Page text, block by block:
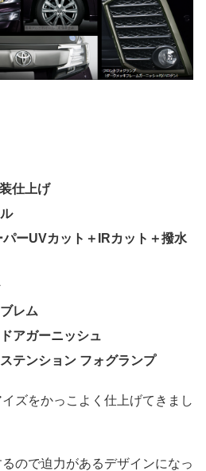
仕上げ
ーUVカット＋IRカット＋撥水
レム
アガーニッシュ
テンション フォグランプ
ズをかっこよく仕上げてきまし
ので迫力があるデザインになっ